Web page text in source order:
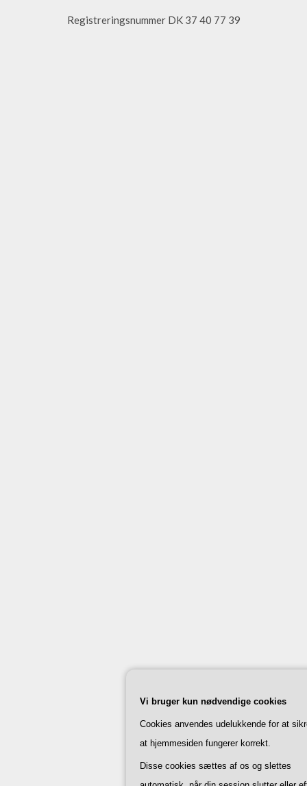
Registreringsnummer DK 37 40 77 39
Vi bruger kun nødvendige cookies
Cookies anvendes udelukkende for at
at hjemmesiden fungerer korrekt.
Disse cookies sættes af os og slettes